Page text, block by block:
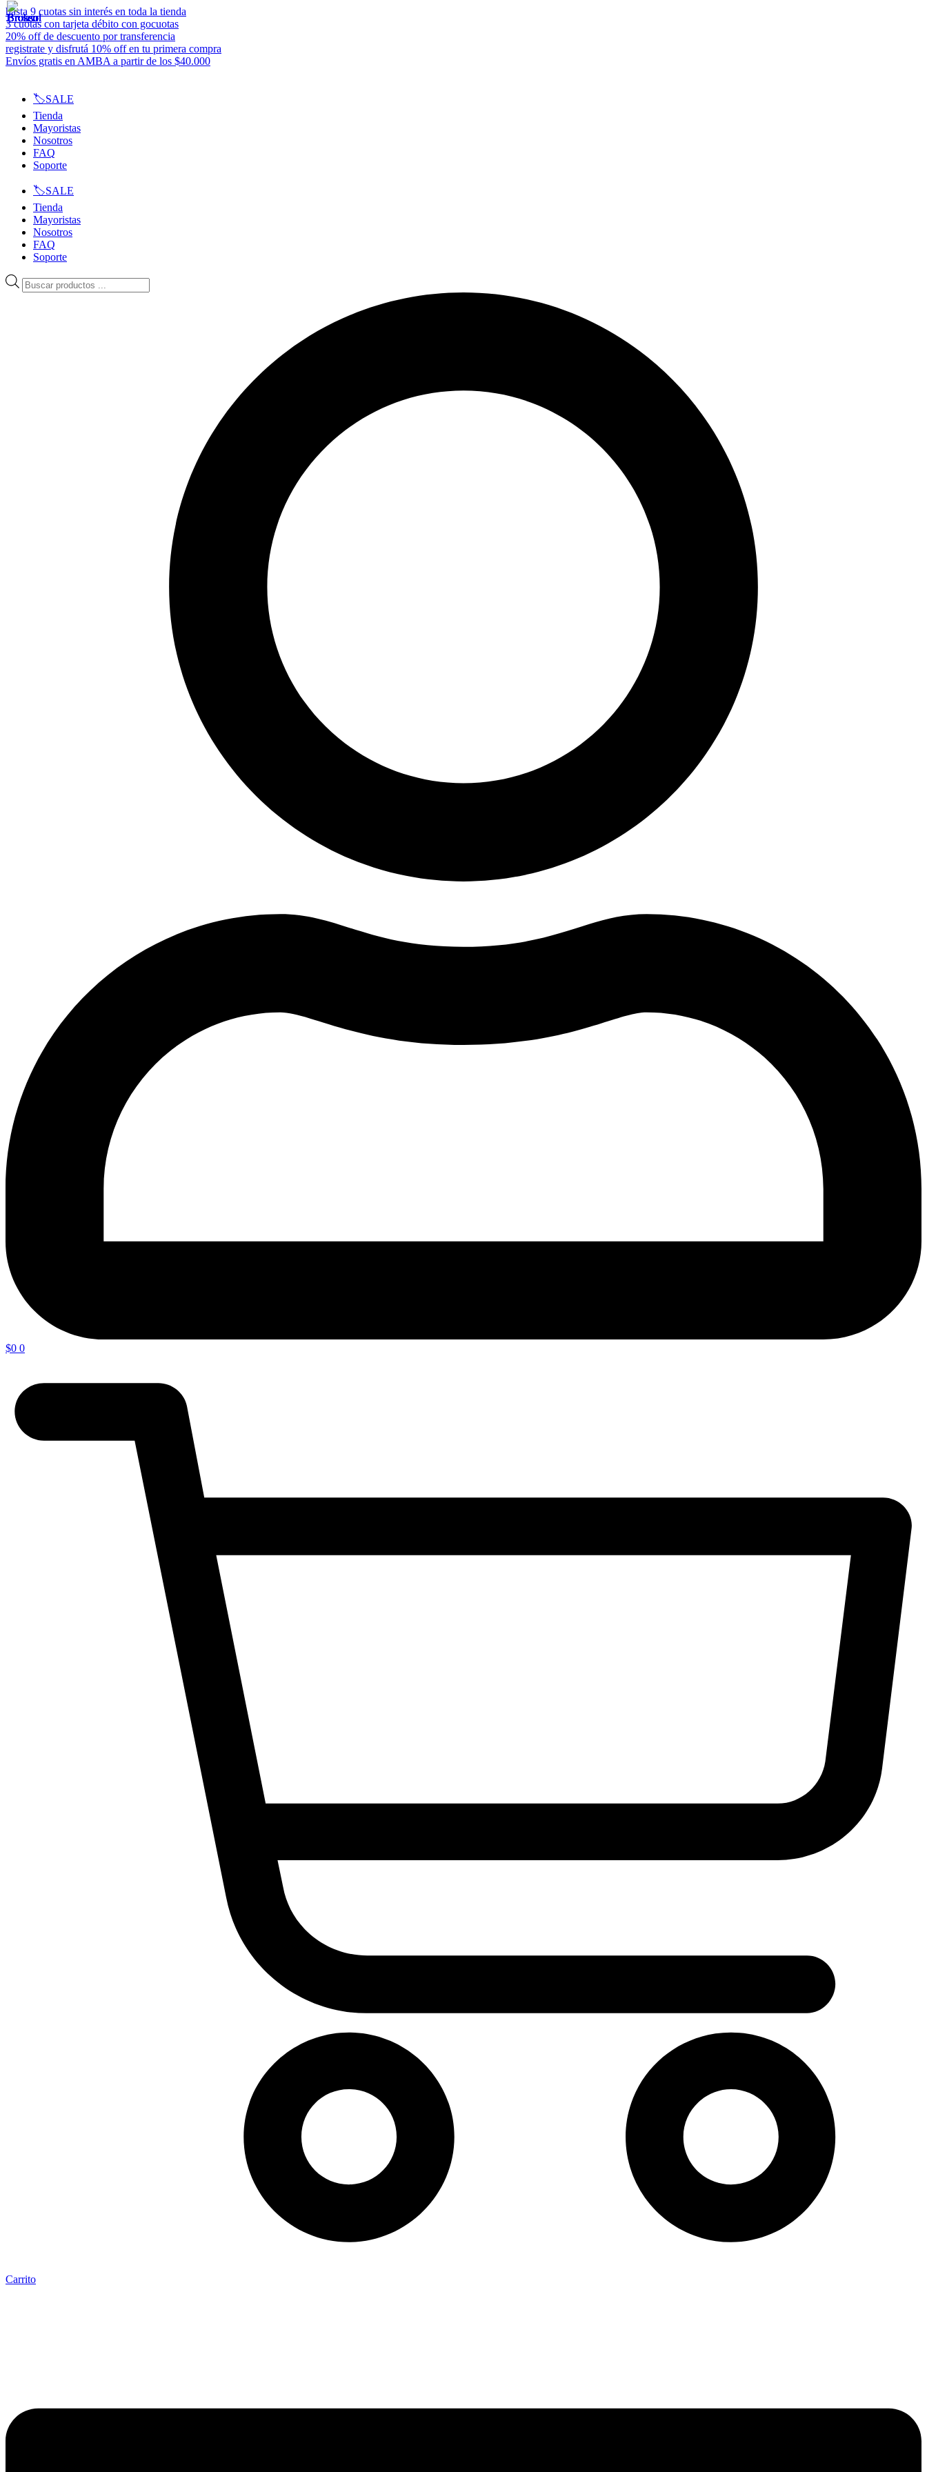
Ir
al
contenido
hasta 9 cuotas sin interés en toda la tienda
3 cuotas con tarjeta débito con gocuotas
20% off de descuento por transferencia
registrate y disfrutá 10% off en tu primera compra
Envíos gratis en AMBA a partir de los $40.000
🏷️SALE
Tienda
Mayoristas
Nosotros
FAQ
Soporte
🏷️SALE
Tienda
Mayoristas
Nosotros
FAQ
Soporte
Búsqueda
de
$0 0
Carrito